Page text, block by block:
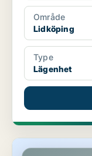
Område
Lidköping
Type
Lägenhet
Lägenhet i Lidköping